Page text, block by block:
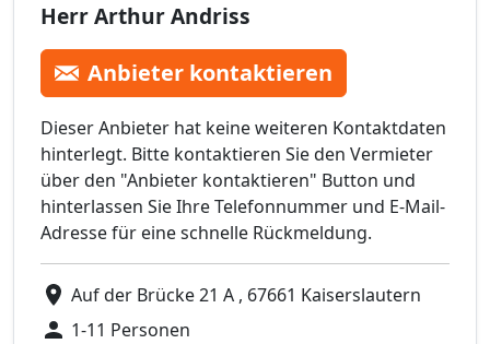
Herr Arthur Andriss
Anbieter kontaktieren
Dieser Anbieter hat keine weiteren Kontaktdaten
hinterlegt. Bitte kontaktieren Sie den Vermieter
über den "Anbieter kontaktieren" Button und
hinterlassen Sie Ihre Telefonnummer und E-Mail-
Adresse für eine schnelle Rückmeldung.
Auf der Brücke 21 A , 67661 Kaiserslautern
1-11 Personen